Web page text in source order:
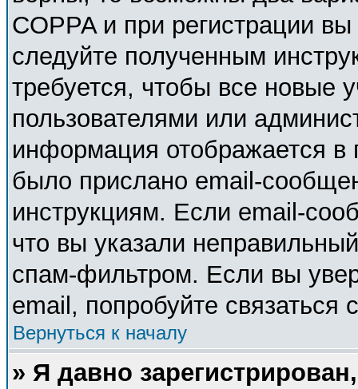
COPPA и при регистрации
следуйте полученным
требуется, чтобы все новые
пользователями или
информация отображается в
было прислано email-
инструкциям. Если email-
что вы указали
спам-фильтром. Если вы
email, попробуйте связаться
Вернуться к началу
» Я давно